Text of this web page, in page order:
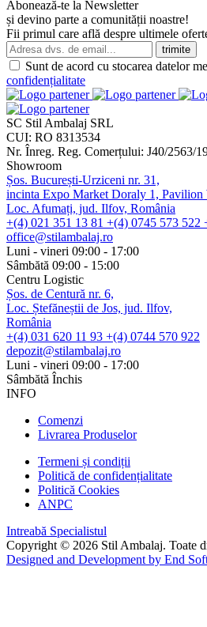
Abonează-te la Newsletter
și devino parte a comunității noastre!
Fii primul care află despre ultimele
Sunt de acord cu stocarea datelor
confidențialitate
SC Stil Ambalaj SRL
CUI: RO 8313534
Nr. Înreg. Reg. Comerțului: J40/2563/
Showroom
Șos. București-Urziceni nr. 31,
incinta Expo Market Doraly 1, Pavilion
Loc. Afumați, jud. Ilfov, România
+(4) 021 351 13 81 +(4) 0745 573 522
office@stilambalaj.ro
Luni - vineri 09:00 - 17:00
Sâmbătă 09:00 - 15:00
Centru Logistic
Șos. de Centură nr. 6,
Loc. Ștefăneștii de Jos, jud. Ilfov,
România
+(4) 031 620 11 93 +(4) 0744 570 922
depozit@stilambalaj.ro
Luni - vineri 09:00 - 17:00
Sâmbătă Închis
INFO
Comenzi
Livrarea Produselor
Termeni și condiții
Politică de confidențialitate
Politică Cookies
ANPC
Intreabă Specialistul
Copyright © 2026 Stil Ambalaj. Toate
Designed and Development by End